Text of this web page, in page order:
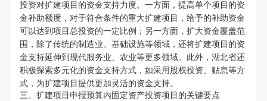
投资对扩建项目的资金支持力度。一方面，提高单个项目的资
金补助额度，对于符合条件的重大扩建项目，给予的补助资金
可以达到项目总投资的一定比例；另一方面，扩大资金覆盖范
围，除了传统的制造业、基础设施等领域，还将扩建项目的资
金支持延伸到现代服务业、农业等更多领域。此外，湖北省还
积极探索多元化的资金支持方式，如采用股权投资、贴息等方
式，为扩建项目提供更加灵活的资金支持。
三、扩建项目申报预算内固定资产投资项目的关键要点